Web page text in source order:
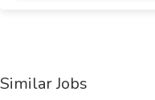
Similar Jobs